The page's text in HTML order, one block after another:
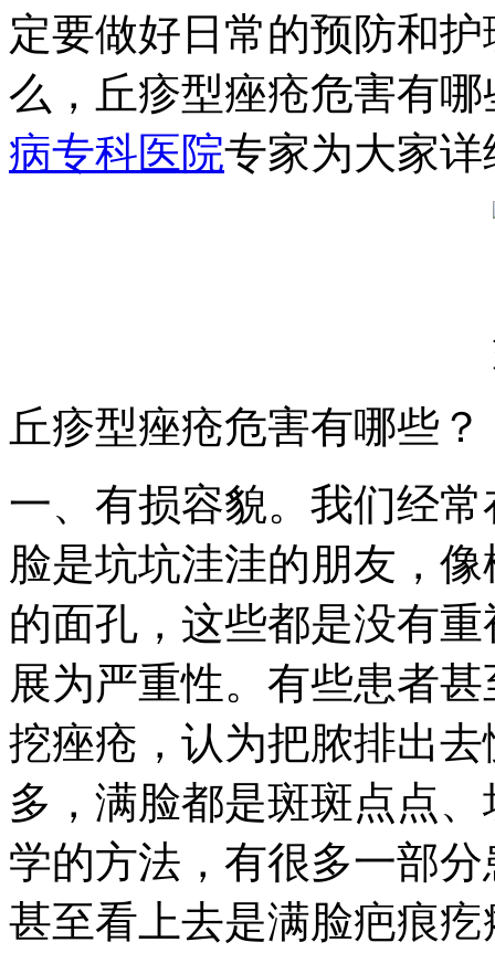
定要做好日常的预防和
么，丘疹型痤疮危害有
病专科医院专家为大家
丘疹型痤疮危害有哪些？
一、有损容貌。我们经
脸是坑坑洼洼的朋友，
的面孔，这些都是没有
展为严重性。有些患者
挖痤疮，认为把脓排出
多，满脸都是斑斑点点
学的方法，有很多一部
甚至看上去是满脸疤痕